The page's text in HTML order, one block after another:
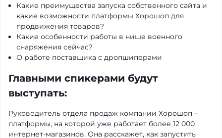
Какие преимущества запуска собственного сайта и
какие возможности платформы Хорошоп для
продвижения товаров?
Какие особенности работы в нише военного
снаряжения сейчас?
О работе поставщика с дропшиперами
Главными спикерами будут
выступать:
Руководитель отдела продаж компании Хорошоп –
платформы, на которой уже работает более 12 000
интернет-магазинов. Она расскажет, как запустить